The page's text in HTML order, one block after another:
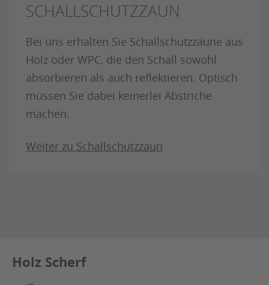
SCHALLSCHUTZZAUN
Bei uns erhalten Sie Schallschutzzäune aus
Holz oder WPC, die den Schall sowohl
absorbieren als auch reflektieren. Optisch
müssen Sie dabei keinerlei Abstriche
machen.
Weiter zu Schallschutzzaun
Holz Scherf